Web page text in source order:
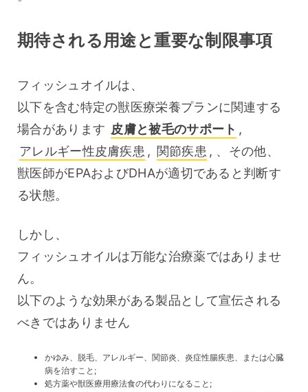
期待される用途と重要な制限事項
フィッシュオイルは、
以下を含む特定の獣医療栄養プランに関連する
場合があります 皮膚と被毛のサポート
アレルギー性皮膚疾患 , 関節疾患 , 、その他、
獣医師がEPAおよびDHAが適切であると判断す
る状態。
しかし、
フィッシュオイルは万能な治療薬ではありませ
ん。
以下のような効果がある製品として宣伝される
べきではありません
かゆみ、脱毛、アレルギー、関節炎、炎症性腸疾患、または心臓
病を治すこと;
処方薬や獣医療用療法食の代わりになること;